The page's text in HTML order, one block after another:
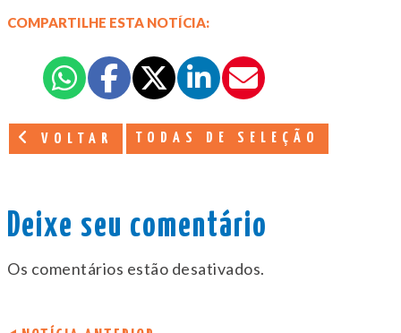
COMPARTILHE ESTA NOTÍCIA:
VOLTAR TODAS DE SELEÇÃO
Deixe seu comentário
Os comentários estão desativados.